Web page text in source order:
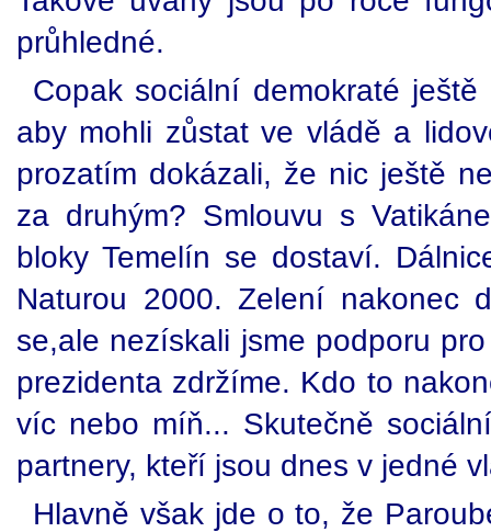
průhledné.
Copak sociální demokraté
aby mohli zůstat ve vládě a
prozatím dokázali, že nic ještě
za druhým? Smlouvu s
bloky Temelín se dostaví.
Naturou 2000. Zelení nakonec
se,ale nezískali jsme podporu
prezidenta zdržíme. Kdo to
víc nebo míň... Skutečně
partnery, kteří jsou dnes v jedné
Hlavně však jde o to, že